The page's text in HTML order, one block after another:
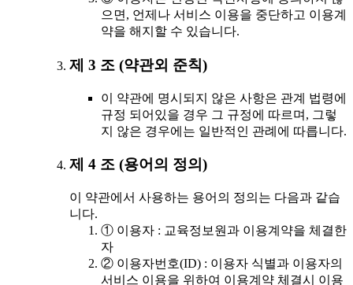
으면, 언제나 서비스 이용을 중단하고 이용계
약을 해지할 수 있습니다.
제 3 조 (약관외 준칙)
이 약관에 명시되지 않은 사항은 관계 법령에
규정 되어있을 경우 그 규정에 따르며, 그렇
지 않은 경우에는 일반적인 관례에 따릅니다.
제 4 조 (용어의 정의)
이 약관에서 사용하는 용어의 정의는 다음과 같습
니다.
① 이용자 : 교육정보원과 이용계약을 체결한
자
② 이용자번호(ID) : 이용자 식별과 이용자의
서비스 이용을 위하여 이용계약 체결시 이용